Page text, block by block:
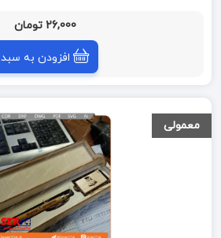
26,000 تومان
افزودن به سبد
معمولی